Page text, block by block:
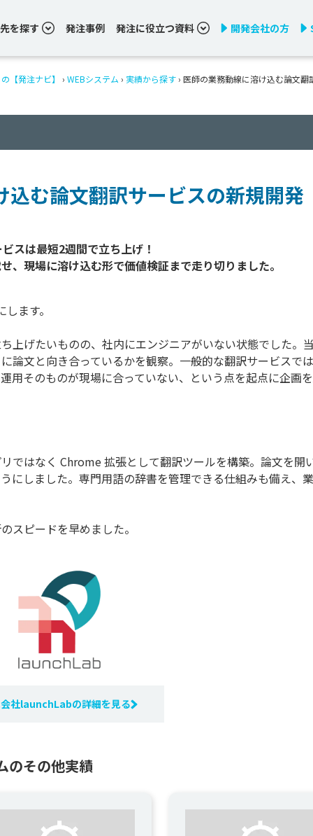
を探す 発注事例 発注に役立つ資料 開発会社の方
【発注ナビ】 › WEBシステム › 実績から探す › 医師の業務動線に溶け込む論文翻
込む論文翻訳サービスの新規開発
スは最短2週間で立ち上げ！
ます。
上げたいものの、社内にエンジニアがいない状態でした。
論文と向き合っているかを観察。一般的な翻訳サービスで
用そのものが現場に合っていない、という点を起点に企画
ではなく Chrome 拡張として翻訳ツールを構築。論文を開
にしました。専門用語の辞書を管理できる仕組みも備え、
スピードを早めました。
社launchLabの詳細を見る
のその他実績